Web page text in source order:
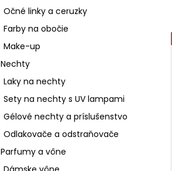
Očné linky a ceruzky
Farby na obočie
Make-up
Nechty
Laky na nechty
Sety na nechty s UV lampami
Gélové nechty a príslušenstvo
Odlakovače a odstraňovače
Parfumy a vône